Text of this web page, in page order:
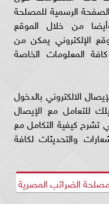
الرسمية للمصلحة
من خلال الموقع
الإلكتروني يمكن من
المعلومات الخاصة
الالكتروني بالدخول
للتعامل مع الإيصال
تشرح كيفية التكامل مع
والتحديثات لكافة
الضرائب المصرية